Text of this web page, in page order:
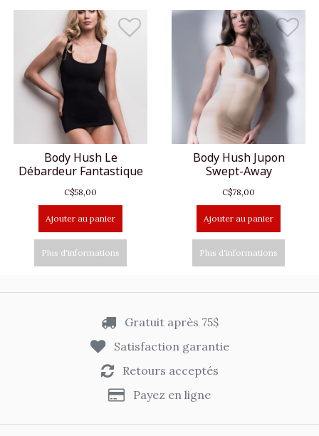
Body Hush Le
Débardeur Fantastique
C$58,00
Ajouter au panier
Plus d'informations
Body Hush Jupon
Swept-Away
C$78,00
Ajouter au panier
Plus d'informations
Gratuit après 75$
Satisfaction garantie
Retours acceptés
Payez en ligne